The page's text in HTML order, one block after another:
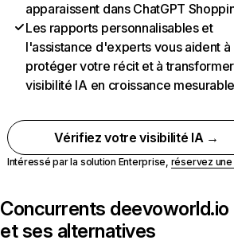
apparaissent dans ChatGPT
Les rapports personnalisables et
l'assistance d'experts vous aident à
protéger votre récit et à
visibilité IA en croissance
Vérifiez votre visibilité IA →
Intéressé par la solution Enterprise, réservez
Concurrents deevoworld.io
et ses alternatives